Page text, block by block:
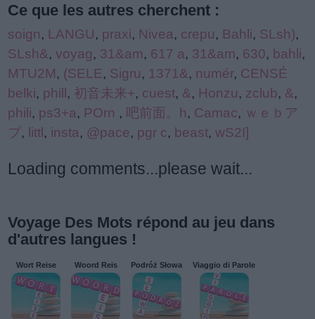
Ce que les autres cherchent :
soign, LANGU, praxi, Nivea, crepu, Bahli, SLsh),
SLsh&, voyag, 31&am, 617 a, 31&am, 630, bahli,
MTU2M, (SELE, Sigru, 1371&, numér, CENSÉ
belki, phill, 初音未来+, cuest, &, Honzu, zclub, &,
phili, ps3+a, POrn , 吧前面。h, Camac, ｗｅｂア
プ , littl, insta, @pace, pgr c, beast, wS2I]
Loading comments...please wait...
Voyage Des Mots répond au jeu dans
d'autres langues !
Wort Reise Woord Reis Podróż Słowa Viaggio di Parole